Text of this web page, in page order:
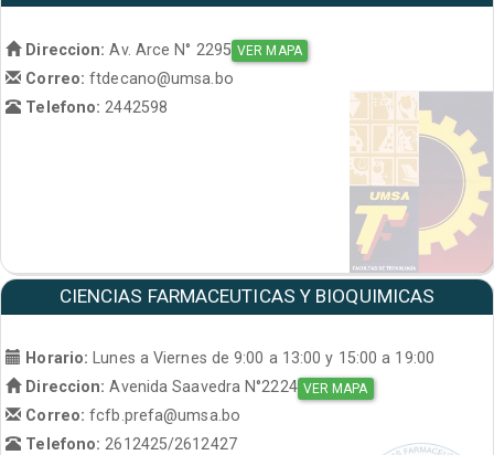
Direccion: Av. Arce N° 2295 VER MAPA
Correo:ftdecano@umsa.bo
Telefono: 2442598
CIENCIAS FARMACEUTICAS Y BIOQUIMICAS
Horario: Lunes a Viernes de 9:00 a 13:00 y 15:00 a 19:00
Direccion: Avenida Saavedra N°2224 VER MAPA
Correo:fcfb.prefa@umsa.bo
Telefono:2612425/2612427